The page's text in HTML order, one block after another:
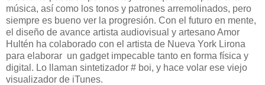
música, así como los tonos y patrones arremolinados, pero
siempre es bueno ver la progresión. Con el futuro en mente,
el diseño de avance artista audiovisual y artesano Amor
Hultén ha colaborado con el artista de Nueva York Lirona
para elaborar un gadget impecable tanto en forma física y
digital. Lo llaman sintetizador # boi, y hace volar ese viejo
visualizador de iTunes.